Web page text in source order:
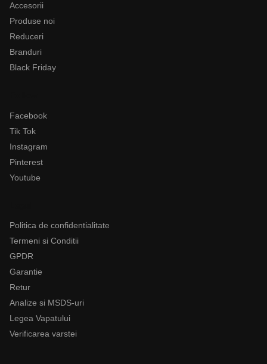
Accesorii
Produse noi
Reduceri
Branduri
Black Friday
Facebook
Tik Tok
Instagram
Pinterest
Youtube
Politica de confidentialitate
Termeni si Conditii
GPDR
Garantie
Retur
Analize si MSDS-uri
Legea Vapatului
Verificarea varstei